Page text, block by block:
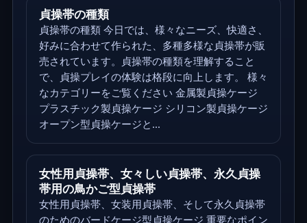
貞操帯の種類
貞操帯の種類 今日では、様々なニーズ、快適さ、
好みに合わせて作られた、多種多様な貞操帯が販
売されています。貞操帯の種類を理解すること
で、貞操プレイの体験は格段に向上します。 様々
なカテゴリーをご覧ください 金属製貞操ケージ
プラスチック製貞操ケージ シリコン製貞操ケージ
オープン型貞操ケージと...
女性用貞操帯、女々しい貞操帯、永久貞操
帯用の鳥かご型貞操帯
女性用貞操帯、女装用貞操帯、そして永久貞操帯
のためのバードケージ型貞操ケージ 重要なポイン